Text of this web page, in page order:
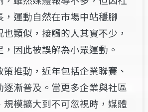
，運動自然在市場中站穩腳
類似，接觸的人其實不少，
，因此被誤解為小眾運動。
推動，近年包括企業聯賽、
漸普及。當更多企業與社區
規模擴大到不可忽視時，媒體